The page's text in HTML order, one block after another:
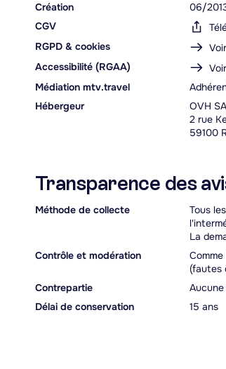
Création
06/
CGV
RGPD & cookies
Accessibilité (RGAA)
Médiation mtv.travel
Hébergeur
OVH
2 rue
59100
Transparence des
Méthode de collecte
Tous
La
Contrôle et modération
(fautes
Contrepartie
Délai de conservation
15 ans